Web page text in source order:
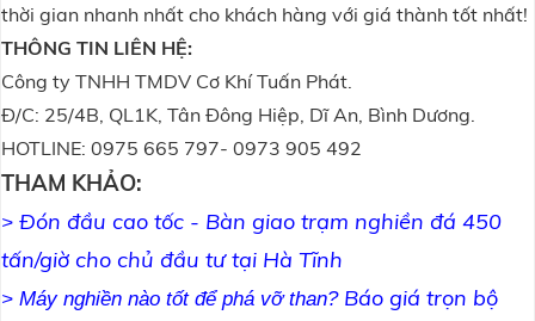
thời gian nhanh nhất cho khách hàng với giá thành tốt nhất!
THÔNG TIN LIÊN HỆ:
Công ty TNHH TMDV Cơ Khí Tuấn Phát.
Đ/C: 25/4B, QL1K, Tân Đông Hiệp, Dĩ An, Bình Dương.
HOTLINE: 0975 665 797- 0973 905 492
THAM KHẢO:
> Đón đầu cao tốc - Bàn giao trạm nghiền đá 450
tấn/giờ cho chủ đầu tư tại Hà Tĩnh
> Máy nghiền nào tốt để phá vỡ than? Báo giá trọn bộ